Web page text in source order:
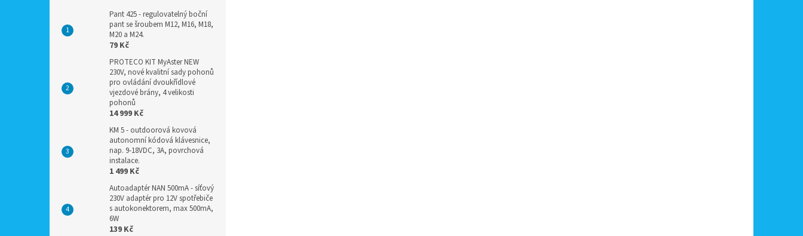
Pant 425 - regulovatelný boční
pant se šroubem M12, M16, M18,
M20 a M24.
79 Kč
PROTECO KIT MyAster NEW
230V, nové kvalitní sady pohonů
pro ovládání dvoukřídlové
vjezdové brány, 4 velikosti
pohonů
14 999 Kč
KM 5 - outdoorová kovová
autonomní kódová klávesnice,
nap. 9-18VDC, 3A, povrchová
instalace.
1 499 Kč
Autoadaptér NAN 500mA - síťový
230V adaptér pro 12V spotřebiče
s autokonektorem, max 500mA,
6W
139 Kč